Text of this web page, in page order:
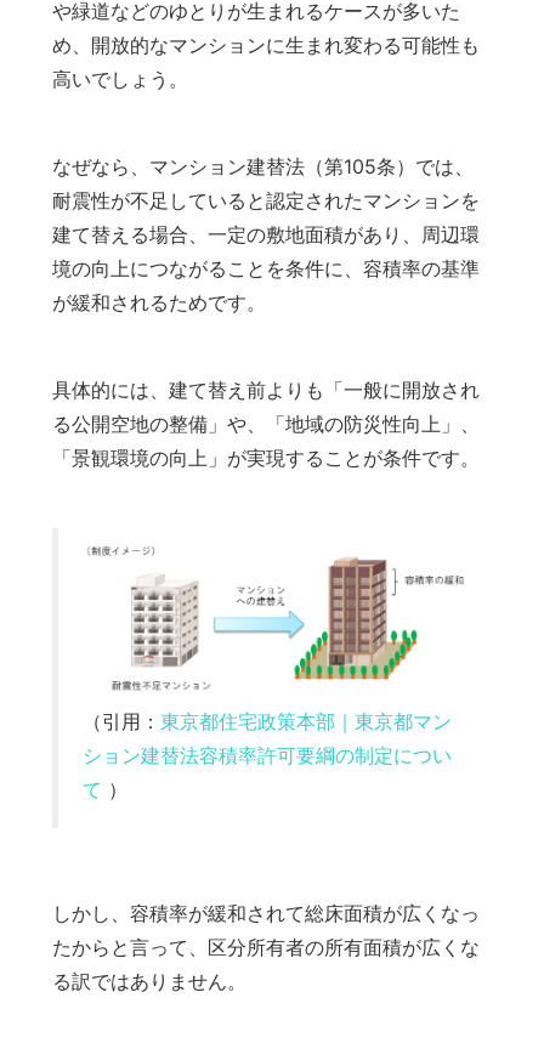
や緑道などのゆとりが生まれるケースが多いた
め、開放的なマンションに生まれ変わる可能性も
高いでしょう。
なぜなら、マンション建替法（第105条）では、
耐震性が不足していると認定されたマンションを
建て替える場合、一定の敷地面積があり、周辺環
境の向上につながることを条件に、容積率の基準
が緩和されるためです。
具体的には、建て替え前よりも「一般に開放され
る公開空地の整備」や、「地域の防災性向上」、
「景観環境の向上」が実現することが条件です。
（引用： 東京都住宅政策本部｜東京都マン
ション建替法容積率許可要綱の制定につい
て ）
しかし、容積率が緩和されて総床面積が広くなっ
たからと言って、区分所有者の所有面積が広くな
る訳ではありません。